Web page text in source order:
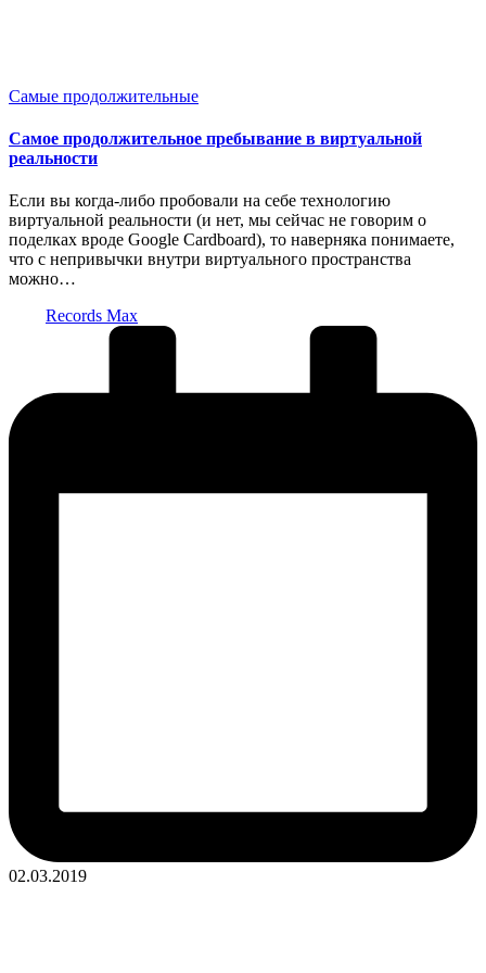
Опубликовано
Самые продолжительные
Самое продолжительное пребывание в виртуальной
реальности
Если вы когда-либо пробовали на себе технологию
виртуальной реальности (и нет, мы сейчас не говорим о
поделках вроде Google Cardboard), то наверняка понимаете,
что с непривычки внутри виртуального пространства
можно…
Records Max
02.03.2019